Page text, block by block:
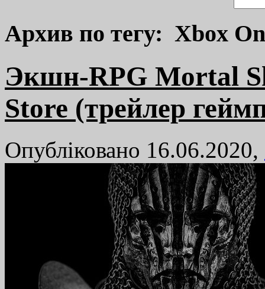
Архив по тегу: Xbox
Экшн-RPG Mortal
Store (трейлер
Опубліковано 16.06.2020,